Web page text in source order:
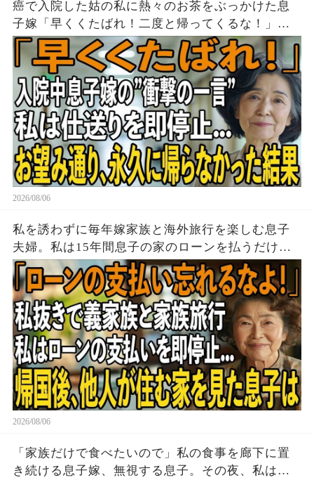
癌で入院した姑の私に熱々のお茶をぶっかけた息
子嫁「早くくたばれ！二度と帰ってくるな！」→
お望みどおり私は息子夫婦へ仕送りを停止し、永
久に帰らなかった結果
2026/08/06
私を誘わずに毎年嫁家族と海外旅行を楽しむ息子
夫婦。私は15年間息子の家のローンを払うだけ黙
って実印を押し家を即売却→帰国後、他人が住む
家を見た息子は顔面蒼白に
2026/08/06
「家族だけで食べたいので」私の食事を廊下に置
き続ける息子嫁、無視する息子。その夜、私は黙